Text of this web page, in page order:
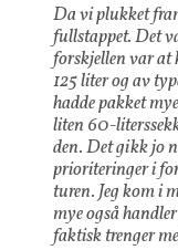
Da vi plukket
fullstappet. Det
forskjellen var at
125 liter og av
hadde pakket
liten 60-
den. Det gikk jo
prioriteringer i
turen. Jeg kom i
mye også
faktisk trenger